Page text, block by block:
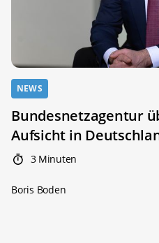
NEWS
Bundesnetzagentur
Aufsicht in
3 Minuten
Boris Boden